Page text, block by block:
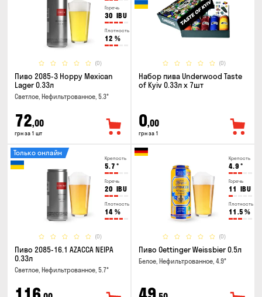
Горечь
30 IBU
Плотность
12 %
(0)
Пиво 2085-3 Hoppy Mexican
Lager 0.33л
Светлое, Нефильтрованное, 5.3°
72,00
грн за 1 шт
(0)
Набор пива Underwood Taste
of Kyiv 0.33л x 7шт
0,00
грн за 1
Крепость
5.7 °
Горечь
20 IBU
Плотность
14 %
(0)
Только онлайн
Пиво 2085-16.1 AZACCA NEIPA
0.33л
Светлое, Нефильтрованное, 5.7°
Крепость
4.9 °
Горечь
11 IBU
Плотность
11.5 %
(0)
Пиво Oettinger Weissbier 0.5л
Белое, Нефильтрованное, 4.9°